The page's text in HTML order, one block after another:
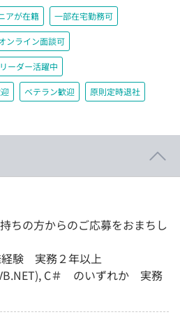
アが在籍 一部在宅勤務可
ンライン面談可
ーダー活躍中
ベテラン歓迎 原則定時退社
ちの方からのご応募をおまちし
経験 実務２年以上
C＃ のいずれか 実務